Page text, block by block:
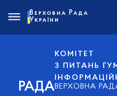
РАДА
КОМІТЕТ
З ПИТАНЬ
ВЕРХОВНА
Верховна Рада
України